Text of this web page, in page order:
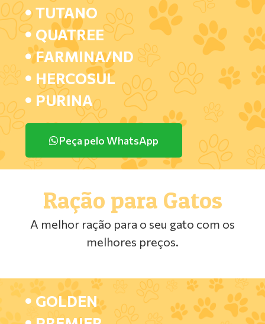
TUTANO
QUATREE
FARMINA/ND
HERCOSUL
PURINA
Peça pelo WhatsApp
Ração para Gatos
A melhor ração para o seu gato com os
melhores preços.
GOLDEN